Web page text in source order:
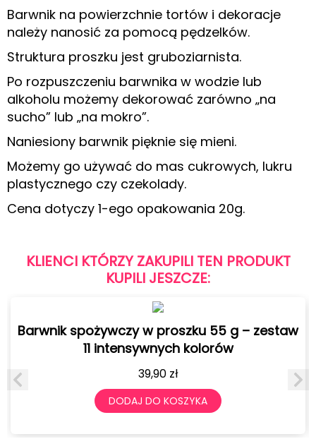
Barwnik na powierzchnie tortów i dekoracje
należy nanosić za pomocą pędzelków.
Struktura proszku jest gruboziarnista.
Po rozpuszczeniu barwnika w wodzie lub
alkoholu możemy dekorować zarówno „na
sucho” lub „na mokro”.
Naniesiony barwnik pięknie się mieni.
Możemy go używać do mas cukrowych, lukru
plastycznego czy czekolady.
Cena dotyczy 1-ego opakowania 20g.
KLIENCI KTÓRZY ZAKUPILI TEN PRODUKT
KUPILI JESZCZE:
Barwnik spożywczy w proszku 55 g – zestaw
11 intensywnych kolorów
39,90 zł
DODAJ DO KOSZYKA